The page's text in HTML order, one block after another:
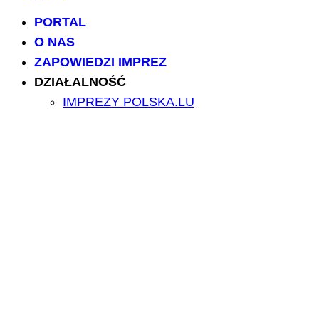
PORTAL
O NAS
ZAPOWIEDZI IMPREZ
DZIAŁALNOŚĆ
IMPREZY POLSKA.LU